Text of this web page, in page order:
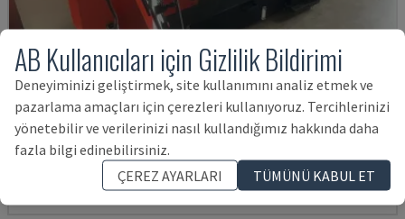
EMCOMAT 200X1000
EMCO - YATAY TORNA MAKINESI
ALMANYA 2001
772,027 TL
AB Kullanıcıları için Gizlilik Bildirimi
Deneyiminizi geliştirmek, site kullanımını analiz etmek ve
pazarlama amaçları için çerezleri kullanıyoruz. Tercihlerinizi
yönetebilir ve verilerinizi nasıl kullandığımız hakkında daha
fazla bilgi edinebilirsiniz.
ÇEREZ AYARLARI
TÜMÜNÜ KABUL ET